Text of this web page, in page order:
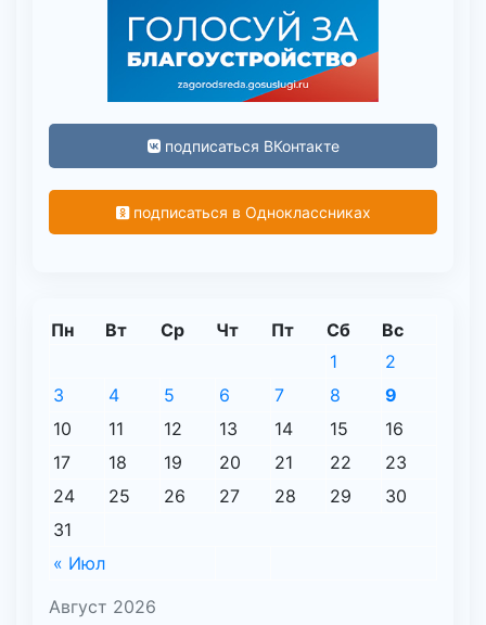
подписаться ВКонтакте
подписаться в Одноклассниках
Август 2026
Пн Вт Ср Чт Пт Сб Вс
« Июл
1
2
3
4 5 6 7 8
9
10
11 12 13 14 15
16
17
18 19 20 21 22
23
24
25 26 27 28 29
30
31